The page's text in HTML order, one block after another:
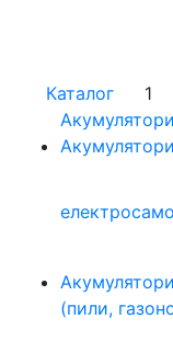
Каталог
1
(пили,